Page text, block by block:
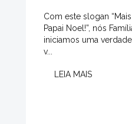
Com este slogan
Papai Noel!”, nós
iniciamos uma
v...
LEIA MAIS